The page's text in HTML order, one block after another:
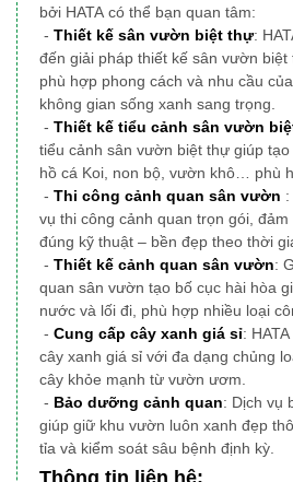
bởi HATA có thể bạn quan tâm:
- Thiết kế sân vườn biệt thự:
đến giải pháp thiết kế sân vườn biệt
phù hợp phong cách và nhu cầu
không gian sống xanh sang trọng.
- Thiết kế tiểu cảnh sân vườn
tiểu cảnh sân vườn biệt thự giúp
hồ cá Koi, non bộ, vườn khô… phù
- Thi công cảnh quan sân vườn
vụ thi công cảnh quan trọn gói,
đúng kỹ thuật – bền đẹp theo thời
- Thiết kế cảnh quan sân vườn:
quan sân vườn tạo bố cục hài hòa
nước và lối đi, phù hợp nhiều loại
- Cung cấp cây xanh giá sỉ:
cây xanh giá sỉ với đa dạng chủng
cây khỏe mạnh từ vườn ươm.
- Bảo dưỡng cảnh quan: Dịch vụ
giúp giữ khu vườn luôn xanh đẹp
tỉa và kiểm soát sâu bệnh định kỳ.